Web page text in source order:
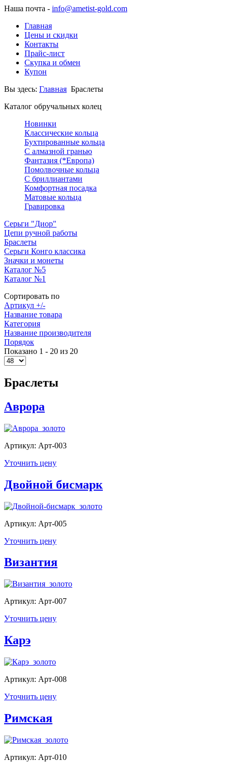
Наша почта - info@ametist-gold.com
Главная
Цены и скидки
Контакты
Прайс-лист
Скупка и обмен
Купон
Вы здесь: Главная Браслеты
Каталог обручальных колец
Новинки
Классические кольца
Бухтированные кольца
С алмазной гранью
Фантазия (*Европа)
Помолвочные кольца
С бриллиантами
Комфортная посадка
Матовые кольца
Гравировка
Серьги "Диор"
Цепи ручной работы
Браслеты
Серьги Конго классика
Значки и монеты
Каталог №5
Каталог №1
Сортировать по
Артикул +/-
Название товара
Категория
Название производителя
Порядок
Показано 1 - 20 из 20
Браслеты
Аврора
Артикул: Арт-003
Уточнить цену
Двойной бисмарк
Артикул: Арт-005
Уточнить цену
Византия
Артикул: Арт-007
Уточнить цену
Карэ
Артикул: Арт-008
Уточнить цену
Римская
Артикул: Арт-010